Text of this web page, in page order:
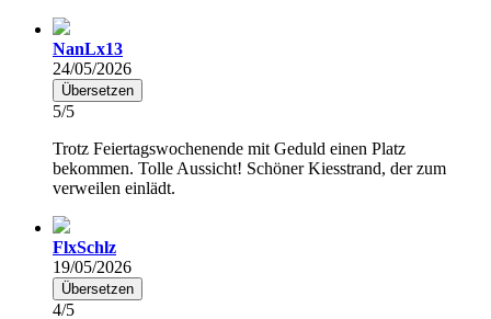
NanLx13
24/05/2026
Übersetzen
5/5
Trotz Feiertagswochenende mit Geduld einen Platz
bekommen. Tolle Aussicht! Schöner Kiesstrand, der zum
verweilen einlädt.
FlxSchlz
19/05/2026
Übersetzen
4/5